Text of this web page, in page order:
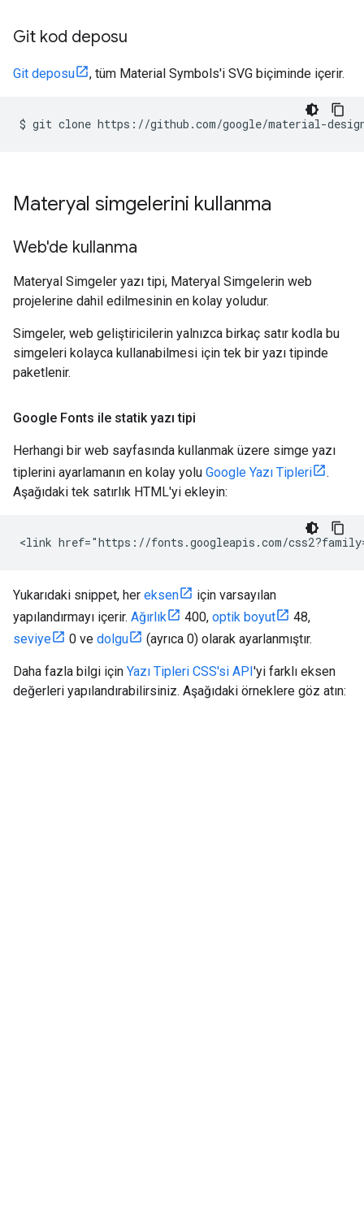
Git kod deposu
Git deposu , tüm Material Symbols'i SVG biçiminde içerir.
$ git clone
Materyal simgelerini kullanma
Web'de kullanma
Materyal Simgeler yazı tipi, Materyal Simgelerin web
projelerine dahil edilmesinin en kolay yoludur.
Simgeler, web geliştiricilerin yalnızca birkaç satır kodla bu
simgeleri kolayca kullanabilmesi için tek bir yazı tipinde
paketlenir.
Google Fonts ile statik yazı tipi
Herhangi bir web sayfasında kullanmak üzere simge yazı
tiplerini ayarlamanın en kolay yolu Google Yazı Tipleri
.
Aşağıdaki tek satırlık HTML'yi ekleyin:
Yukarıdaki snippet, her eksen
için varsayılan
yapılandırmayı içerir. Ağırlık 400, optik boyut
48,
seviye
0 ve dolgu (ayrıca 0) olarak ayarlanmıştır.
Daha fazla bilgi için Yazı Tipleri CSS'si API'yi farklı eksen
değerleri yapılandırabilirsiniz. Aşağıdaki örneklere göz atın: